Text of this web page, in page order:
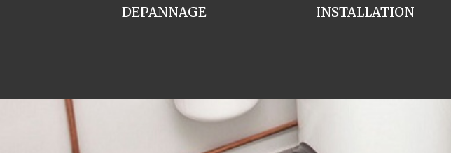
INSTALLATION
DEPANNAGE